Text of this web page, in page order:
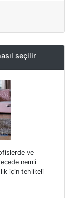
seçilir
ve
nemli
için tehlikeli